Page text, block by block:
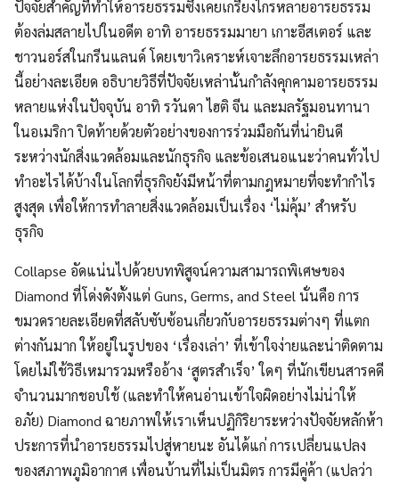
ปัจจัยสำคัญที่ทำให้อารยธรรมซึ่งเคยเกรียงไกรหลายอารยธรรม
ต้องล่มสลายไปในอดีต อาทิ อารยธรรมมายา เกาะอีสเตอร์ และ
ชาวนอร์สในกรีนแลนด์ โดยเขาวิเคราะห์เจาะลึกอารยธรรมเหล่า
นี้อย่างละเอียด อธิบายวิธีที่ปัจจัยเหล่านั้นกำลังคุกคามอารยธรรม
หลายแห่งในปัจจุบัน อาทิ รวันดา ไฮติ จีน และมลรัฐมอนทานา
ในอเมริกา ปิดท้ายด้วยตัวอย่างของการร่วมมือกันที่น่ายินดี
ระหว่างนักสิ่งแวดล้อมและนักธุรกิจ และข้อเสนอแนะว่าคนทั่วไป
ทำอะไรได้บ้างในโลกที่ธุรกิจยังมีหน้าที่ตามกฎหมายที่จะทำกำไร
สูงสุด เพื่อให้การทำลายสิ่งแวดล้อมเป็นเรื่อง ‘ไม่คุ้ม’ สำหรับ
ธุรกิจ
Collapse อัดแน่นไปด้วยบทพิสูจน์ความสามารถพิเศษของ
Diamond ที่โด่งดังตั้งแต่ Guns, Germs, and Steel นั่นคือ การ
ขมวดรายละเอียดที่สลับซับซ้อนเกี่ยวกับอารยธรรมต่างๆ ที่แตก
ต่างกันมาก ให้อยู่ในรูปของ ‘เรื่องเล่า’ ที่เข้าใจง่ายและน่าติดตาม
โดยไม่ใช้วิธีเหมารวมหรืออ้าง ‘สูตรสำเร็จ’ ใดๆ ที่นักเขียนสารคดี
จำนวนมากชอบใช้ (และทำให้คนอ่านเข้าใจผิดอย่างไม่น่าให้
อภัย) Diamond ฉายภาพให้เราเห็นปฏิกิริยาระหว่างปัจจัยหลักห้า
ประการที่นำอารยธรรมไปสู่หายนะ อันได้แก่ การเปลี่ยนแปลง
ของสภาพภูมิอากาศ เพื่อนบ้านที่ไม่เป็นมิตร การมีคู่ค้า (แปลว่า